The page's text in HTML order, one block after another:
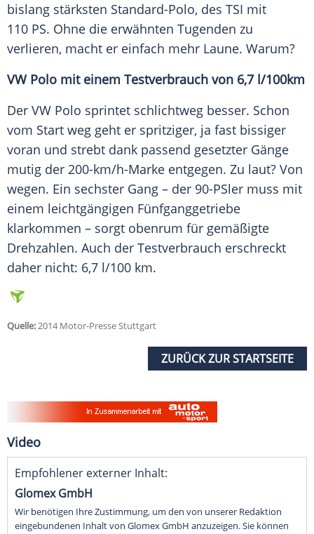
bislang stärksten Standard-Polo, des TSI mit
110 PS. Ohne die erwähnten Tugenden zu
verlieren, macht er einfach mehr Laune. Warum?
VW Polo mit einem Testverbrauch von 6,7 l/100km
Der VW Polo sprintet schlichtweg besser. Schon
vom Start weg geht er spritziger, ja fast bissiger
voran und strebt dank passend gesetzter Gänge
mutig der 200-km/h-Marke entgegen. Zu laut? Von
wegen. Ein sechster Gang – der 90-PSler muss mit
einem leichtgängigen Fünfganggetriebe
klarkommen – sorgt obenrum für gemäßigte
Drehzahlen. Auch der Testverbrauch erschreckt
daher nicht: 6,7 l/100 km.
Quelle:2014 Motor-Presse Stuttgart
ZURÜCK ZUR STARTSEITE
Video
Empfohlener externer Inhalt:
Glomex GmbH
Wir benötigen Ihre Zustimmung, um den von unserer Redaktion
eingebundenen Inhalt von Glomex GmbH anzuzeigen. Sie können